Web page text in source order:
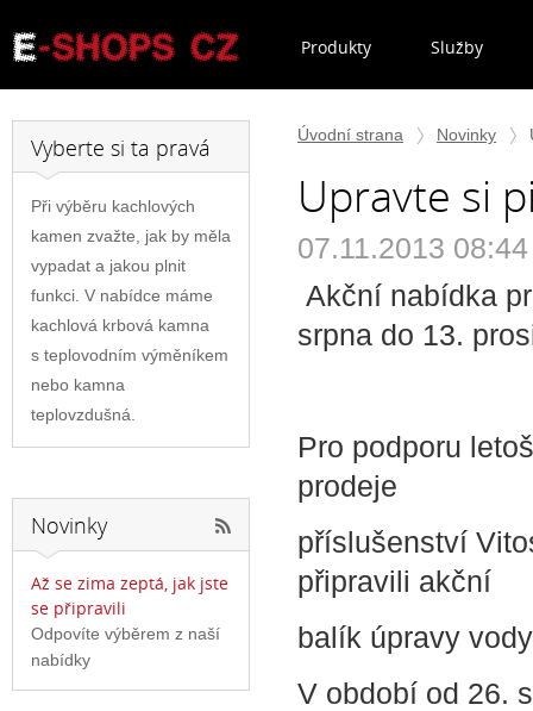
Produkty Služby
Úvodní strana Novinky
Upravte si
07.11.2013 08:44
Akční nabídka
srpna do 13.
Pro podporu
prodeje
příslušenství
připravili akční
balík úpravy
V období od 26.
Vyberte si ta pravá
Při výběru kachlových
kamen zvažte, jak by měla
vypadat a jakou plnit
funkci. V nabídce máme
kachlová krbová kamna
s teplovodním výměníkem
nebo kamna
teplovzdušná.
Novinky
Až se zima zeptá, jak jste
se připravili
Odpovíte výběrem z naší
nabídky